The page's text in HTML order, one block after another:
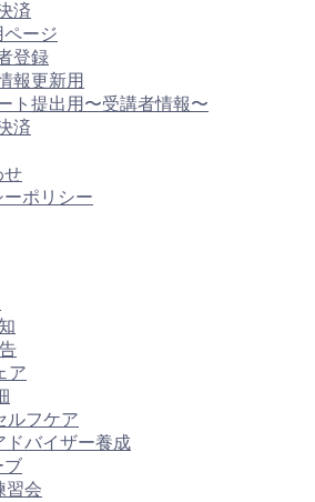
済
ページ
登録
報更新用
ト提出用〜受講者情報〜
済
せ
ポリシー
ア
ルフケア
ドバイザー養成
ブ
習会